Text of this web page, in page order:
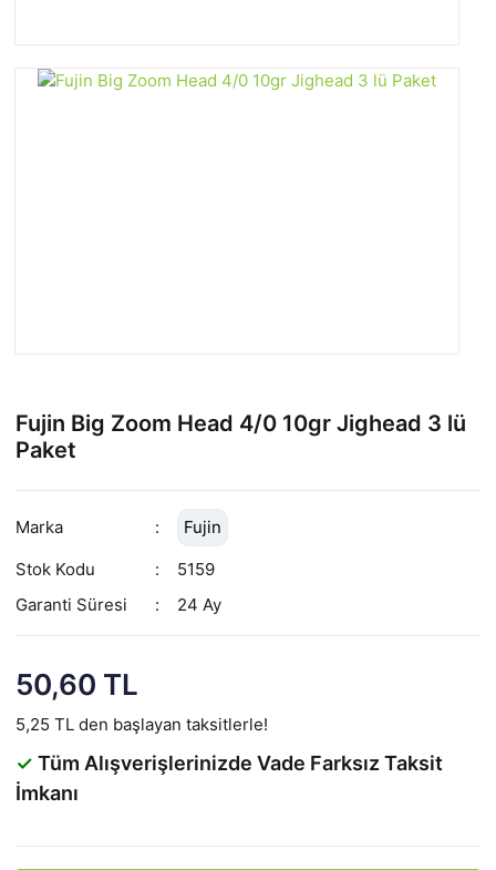
Fujin Big Zoom Head 4/0 10gr Jighead 3 lü
Paket
Marka
Fujin
Stok Kodu
5159
Garanti Süresi
24 Ay
50,60 TL
5,25 TL den başlayan taksitlerle!
✓ Tüm Alışverişlerinizde Vade Farksız Taksit
İmkanı